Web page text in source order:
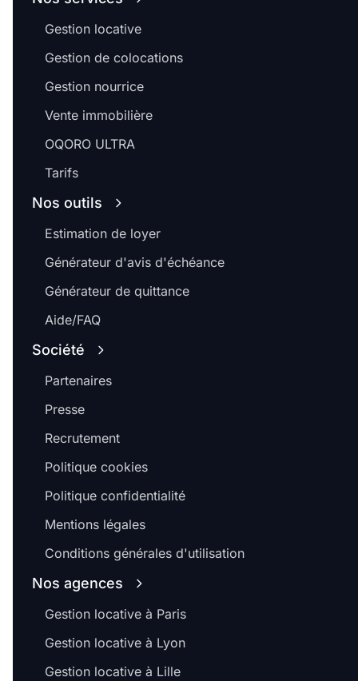
Gestion locative
Gestion de colocations
Gestion nourrice
Vente immobilière
OQORO ULTRA
Tarifs
Nos outils
Estimation de loyer
Générateur d'avis d'échéance
Générateur de quittance
Aide/FAQ
Société
Partenaires
Presse
Recrutement
Politique cookies
Politique confidentialité
Mentions légales
Conditions générales d'utilisation
Nos agences
Gestion locative à Paris
Gestion locative à Lyon
Gestion locative à Lille